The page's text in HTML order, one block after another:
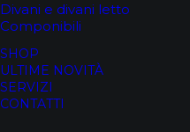
Divani e divani letto
Componibili
SHOP
ULTIME NOVITÀ
SERVIZI
CONTATTI